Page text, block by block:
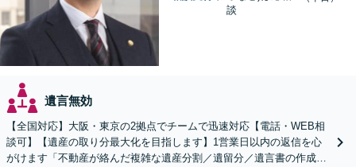
談
遺言無効
【全国対応】大阪・東京の2拠点でチームで迅速対応【電話・WEB相
談可】【遺産の取り分最大化を目指します】1営業日以内の返信を心
がけます「不動産が絡んだ複雑な遺産分割／遺留分／遺言書の作成・